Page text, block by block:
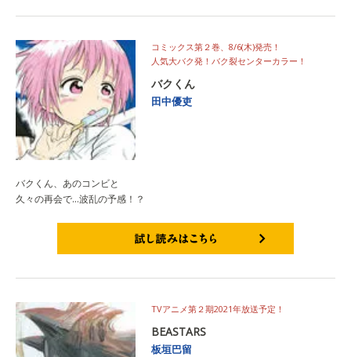
コミックス第２巻、8/6(木)発売！
人気大バク発！バク裂センターカラー！
バクくん
田中優吏
バクくん、あのコンビと
久々の再会で…波乱の予感！？
TVアニメ第２期2021年放送予定！
BEASTARS
板垣巴留